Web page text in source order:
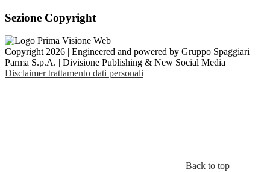
Sezione Copyright
Copyright 2026 | Engineered and powered by Gruppo Spaggiari
Parma S.p.A. | Divisione Publishing & New Social Media
Disclaimer trattamento dati personali
Back to top